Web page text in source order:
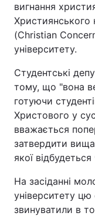
вигнання
Християнського
(Christian
університету.
Студентські
тому, що "вона
готуючи
Христового у
вважається
затвердити вища
якої
На засіданні
університету
звинуватили в